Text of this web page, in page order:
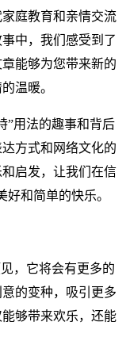
庭教育和亲情交流
中，我们感受到了
能够为您带来新的
温暖。
”用法的趣事和背后
方式和网络文化的
启发，让我们在信
和简单的快乐。
，它将会有更多的
的变种，吸引更多
够带来欢乐，还能